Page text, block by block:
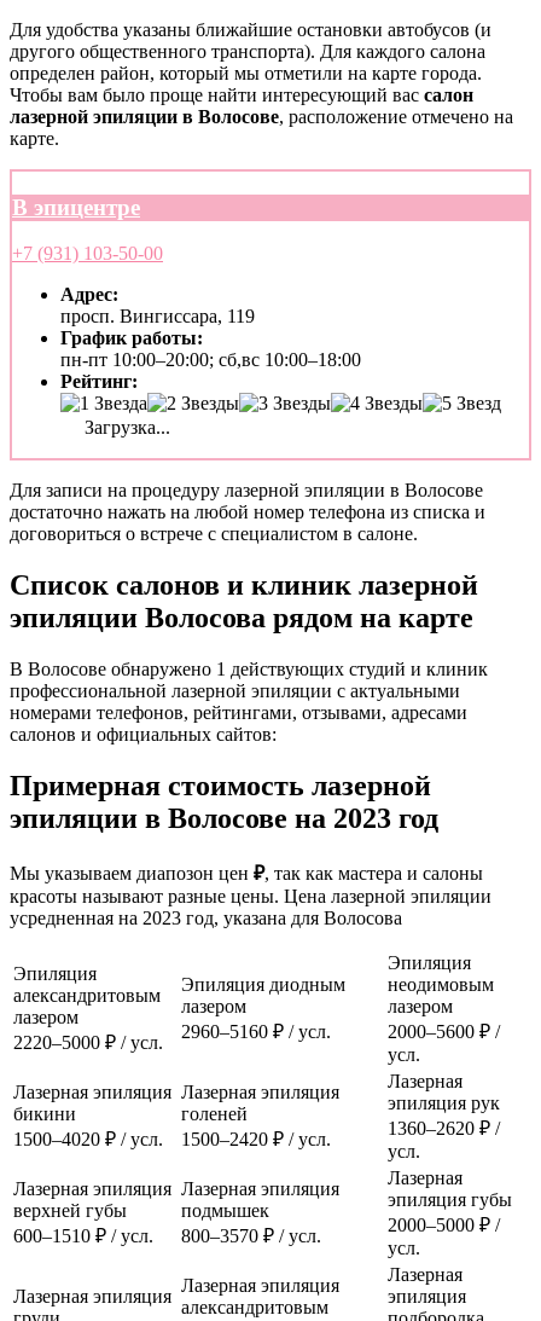
Для удобства указаны ближайшие остановки автобусов (и
другого общественного транспорта). Для каждого салона
определен район, который мы отметили на карте города.
Чтобы вам было проще найти интересующий вас салон
лазерной эпиляции в Волосове, расположение отмечено на
карте.
В эпицентре
+7 (931) 103-50-00
Адрес:
просп. Вингиссара, 119
График работы:
пн-пт 10:00–20:00; сб,вс 10:00–18:00
Рейтинг:
Загрузка...
Для записи на процедуру лазерной эпиляции в Волосове
достаточно нажать на любой номер телефона из списка и
договориться о встрече с специалистом в салоне.
Список салонов и клиник лазерной
эпиляции Волосова рядом на карте
В Волосове обнаружено 1 действующих студий и клиник
профессиональной лазерной эпиляции с актуальными
номерами телефонов, рейтингами, отзывами, адресами
салонов и официальных сайтов:
Примерная стоимость лазерной
эпиляции в Волосове на 2023 год
Мы указываем диапозон цен ₽, так как мастера и салоны
красоты называют разные цены. Цена лазерной эпиляции
усредненная на 2023 год, указана для Волосова
Эпиляция
александритовым
лазером
2220–5000 ₽ / усл.
Эпиляция диодным
лазером
2960–5160 ₽ / усл.
Эпиляция
неодимовым
лазером
2000–5600 ₽ /
усл.
Лазерная эпиляция
бикини
1500–4020 ₽ / усл.
Лазерная эпиляция
голеней
1500–2420 ₽ / усл.
Лазерная
эпиляция рук
1360–2620 ₽ /
усл.
Лазерная эпиляция
верхней губы
600–1510 ₽ / усл.
Лазерная эпиляция
подмышек
800–3570 ₽ / усл.
Лазерная
эпиляция губы
2000–5000 ₽ /
усл.
Лазерная эпиляция
Лазерная эпиляция
александритовым
Лазерная
эпиляция